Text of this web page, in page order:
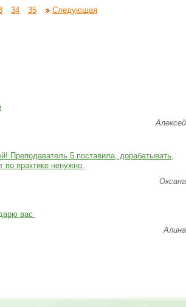
34 35 Следующая
Алексей
Преподаватель 5 поставила, дорабатывать,
по практике ненужно.
Оксана
вас
Алина